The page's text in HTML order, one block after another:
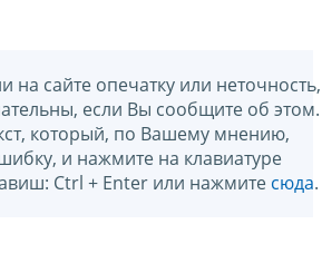
на сайте опечатку или неточность,
если Вы сообщите об этом.
который, по Вашему мнению,
и нажмите на клавиатуре
Ctrl + Enter или нажмите сюда.